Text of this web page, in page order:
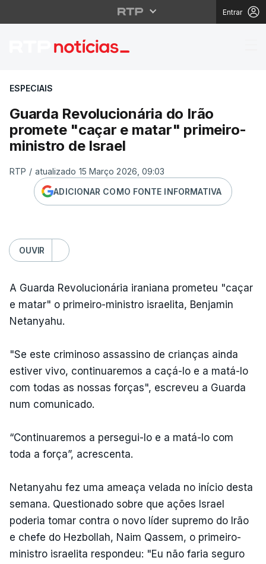
Entrar
Guarda
ESPECIAIS
Guarda Revolucionária do Irão
promete "caçar e matar" primeiro-
ministro de Israel
RTP / atualizado 15 Março 2026, 09:03
ADICIONAR COMO FONTE INFORMATIVA
OUVIR
A Guarda Revolucionária iraniana prometeu "caçar
e matar" o primeiro-ministro israelita, Benjamin
Netanyahu.
"Se este criminoso assassino de crianças ainda
estiver vivo, continuaremos a caçá-lo e a matá-lo
com todas as nossas forças", escreveu a Guarda
num comunicado.
“Continuaremos a persegui-lo e a matá-lo com
toda a força”, acrescenta.
Netanyahu fez uma ameaça velada no início desta
semana. Questionado sobre que ações Israel
poderia tomar contra o novo líder supremo do Irão
e chefe do Hezbollah, Naim Qassem, o primeiro-
ministro israelita respondeu: "Eu não faria seguro